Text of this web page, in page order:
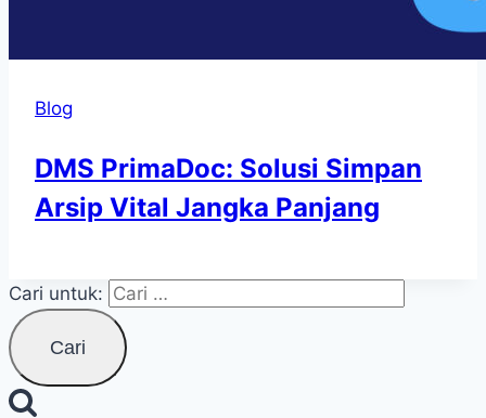
Blog
DMS PrimaDoc: Solusi Simpan
Arsip Vital Jangka Panjang
Cari untuk: